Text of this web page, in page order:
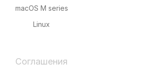
macOS M series
Linux
Соглашения